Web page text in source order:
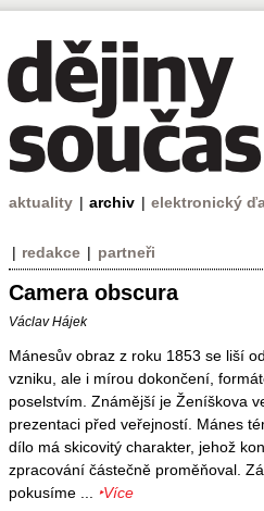
aktuality | archiv | elektronický
| redakce | partneři
Camera obscura
Václav Hájek
Mánesův obraz z roku 1853 se liší
vzniku, ale i mírou dokončení,
poselstvím. Známější je Ženíškova
prezentaci před veřejností. Mánes
dílo má skicovitý charakter, jehož
zpracování částečně proměňoval.
pokusíme ...
‣Více